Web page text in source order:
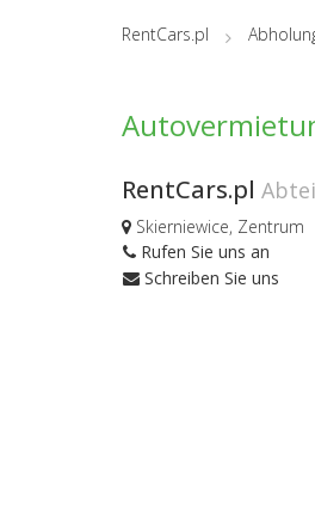
RentCars.pl
RentCars.pl
Skierniewice, Zentrum
Rufen Sie uns an
Schreiben Sie uns